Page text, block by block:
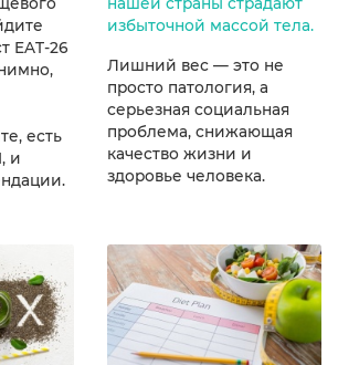
EAT-26
есть
и
нашей страны страдают
избыточной массой тела.
Лишний вес — это не
просто патология, а
серьезная социальная
проблема, снижающая
качество жизни и
здоровье человека.